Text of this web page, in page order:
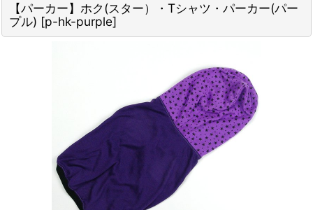
【パーカー】ホク(スター）・Tシャツ・パーカー(パー
プル) [p-hk-purple]